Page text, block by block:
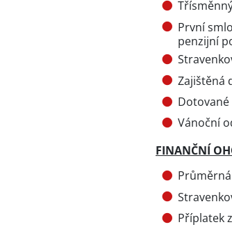
První
penzijní
Zajištěná
Vánoční
FINANČNÍ
Průměrná
Příplatek